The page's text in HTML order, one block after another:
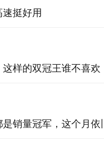
挺好用
样的双冠王谁不喜欢
销量冠军，这个月